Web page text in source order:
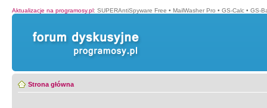
Aktualizacje na programosy.pl: SUPERAntiSpyware Free • MailWasher Pro • GS-Calc • GS-
Strona główna